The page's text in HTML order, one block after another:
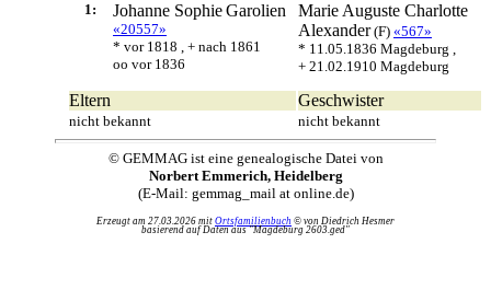
1: Johanne SophieGarolien
«20557»
* vor 1818 , + nach 1861
oo vor 1836
Marie Auguste Charlotte
Alexander(F) «567»
* 11.05.1836 Magdeburg ,
+ 21.02.1910 Magdeburg
Eltern Geschwister
nicht bekannt nicht bekannt
© GEMMAG ist eine genealogische Datei von
Norbert Emmerich, Heidelberg
(E-Mail: gemmag_mail at online.de)
Erzeugt am 27.03.2026 mit Ortsfamilienbuch © von Diedrich Hesmer
basierend auf Daten aus "Magdeburg 2603.ged"